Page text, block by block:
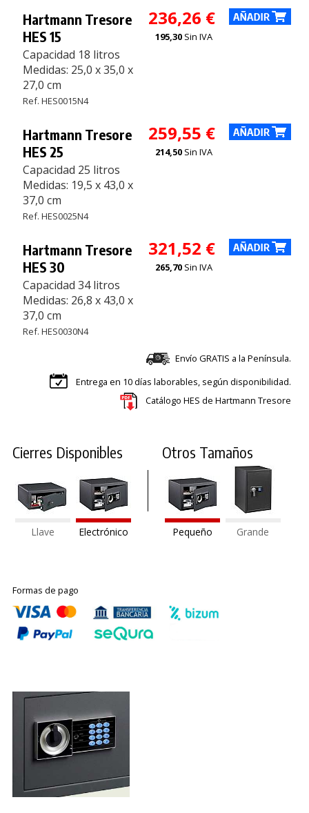
Hartmann Tresore
HES 15
Capacidad 18 litros
Medidas: 25,0 x 35,0 x
27,0 cm
Ref. HES0015N4
236,26 €
195,30 Sin IVA
Hartmann Tresore
HES 25
Capacidad 25 litros
Medidas: 19,5 x 43,0 x
37,0 cm
Ref. HES0025N4
259,55 €
214,50 Sin IVA
Hartmann Tresore
HES 30
Capacidad 34 litros
Medidas: 26,8 x 43,0 x
37,0 cm
Ref. HES0030N4
321,52 €
265,70 Sin IVA
Envío GRATIS a la Península.
Entrega en 10 días laborables, según disponibilidad.
Catálogo HES de Hartmann Tresore
Cierres Disponibles
Llave Electrónico
Otros Tamaños
Pequeño Grande
Formas de pago